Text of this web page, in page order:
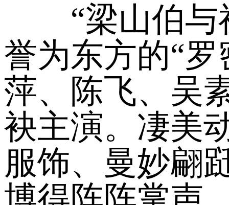
“梁山伯与祝
誉为东方的“
萍、陈飞、吴
袂主演。凄美
服饰、曼妙翩